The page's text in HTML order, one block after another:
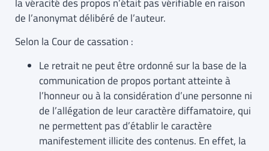
de l’anonymat délibéré de l’auteur.
Selon la Cour de cassation :
Le retrait ne peut être ordonné sur la base de la
communication de propos portant atteinte à
l’honneur ou à la considération d’une personne ni
de l’allégation de leur caractère diffamatoire, qui
ne permettent pas d’établir le caractère
manifestement illicite des contenus. En effet, la